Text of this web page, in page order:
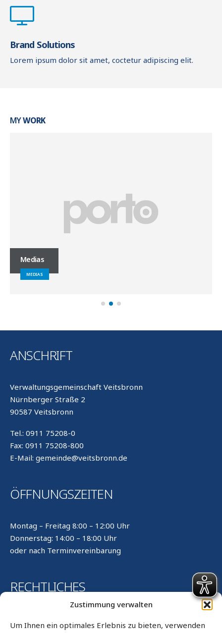
Zustimmung verwalten
Um Ihnen ein optimales Erlebnis zu bieten, verwenden
Brand Solutions
Lorem ipsum dolor sit amet, coctetur adipiscing elit.
MYWORK
Medias
MEDIAS
ANSCHRIFT
Verwaltungsgemeinschaft Veitsbronn
Nürnberger Straße 2
90587 Veitsbronn
Tel.: 0911 75208-0
Fax: 0911 75208-800
E-Mail: gemeinde@veitsbronn.de
ÖFFNUNGSZEITEN
Montag – Freitag 8:00 – 12:00 Uhr
Donnerstag: 14:00 – 18:00 Uhr
oder nach Terminvereinbarung
RECHTLICHES